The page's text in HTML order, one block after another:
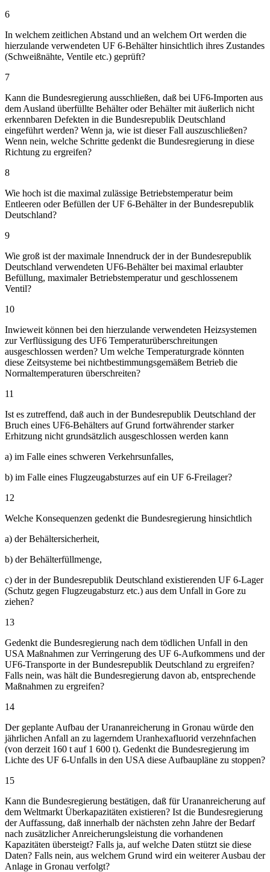
6
In welchem zeitlichen Abstand und an welchem Ort werden die
hierzulande verwendeten UF 6-Behälter hinsichtlich ihres Zustandes
(Schweißnähte, Ventile etc.) geprüft?
7
Kann die Bundesregierung ausschließen, daß bei UF6-Importen aus
dem Ausland überfüllte Behälter oder Behälter mit äußerlich nicht
erkennbaren Defekten in die Bundesrepublik Deutschland
eingeführt werden? Wenn ja, wie ist dieser Fall auszuschließen?
Wenn nein, welche Schritte gedenkt die Bundesregierung in diese
Richtung zu ergreifen?
8
Wie hoch ist die maximal zulässige Betriebstemperatur beim
Entleeren oder Befüllen der UF 6-Behälter in der Bundesrepublik
Deutschland?
9
Wie groß ist der maximale Innendruck der in der Bundesrepublik
Deutschland verwendeten UF6-Behälter bei maximal erlaubter
Befüllung, maximaler Betriebstemperatur und geschlossenem
Ventil?
10
Inwieweit können bei den hierzulande verwendeten Heizsystemen
zur Verflüssigung des UF6 Temperaturüberschreitungen
ausgeschlossen werden? Um welche Temperaturgrade könnten
diese Zeitsysteme bei nichtbestimmungsgemäßem Betrieb die
Normaltemperaturen überschreiten?
11
Ist es zutreffend, daß auch in der Bundesrepublik Deutschland der
Bruch eines UF6-Behälters auf Grund fortwährender starker
Erhitzung nicht grundsätzlich ausgeschlossen werden kann
a) im Falle eines schweren Verkehrsunfalles,
b) im Falle eines Flugzeugabsturzes auf ein UF 6-Freilager?
12
Welche Konsequenzen gedenkt die Bundesregierung hinsichtlich
a) der Behältersicherheit,
b) der Behälterfüllmenge,
c) der in der Bundesrepublik Deutschland existierenden UF 6-Lager
(Schutz gegen Flugzeugabsturz etc.) aus dem Unfall in Gore zu
ziehen?
13
Gedenkt die Bundesregierung nach dem tödlichen Unfall in den
USA Maßnahmen zur Verringerung des UF 6-Aufkommens und der
UF6-Transporte in der Bundesrepublik Deutschland zu ergreifen?
Falls nein, was hält die Bundesregierung davon ab, entsprechende
Maßnahmen zu ergreifen?
14
Der geplante Aufbau der Urananreicherung in Gronau würde den
jährlichen Anfall an zu lagerndem Uranhexafluorid verzehnfachen
(von derzeit 160 t auf 1 600 t). Gedenkt die Bundesregierung im
Lichte des UF 6-Unfalls in den USA diese Aufbaupläne zu stoppen?
15
Kann die Bundesregierung bestätigen, daß für Urananreicherung auf
dem Weltmarkt Überkapazitäten existieren? Ist die Bundesregierung
der Auffassung, daß innerhalb der nächsten zehn Jahre der Bedarf
nach zusätzlicher Anreicherungsleistung die vorhandenen
Kapazitäten übersteigt? Falls ja, auf welche Daten stützt sie diese
Daten? Falls nein, aus welchem Grund wird ein weiterer Ausbau der
Anlage in Gronau verfolgt?